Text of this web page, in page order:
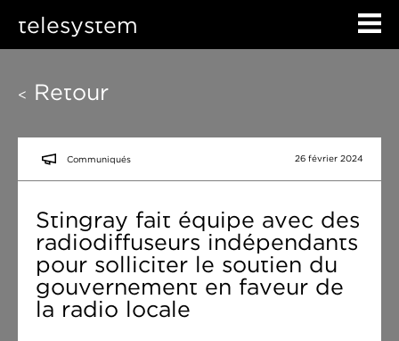
telesystem
< Retour
Communiqués 26 février 2024
Stingray fait équipe avec des
radiodiffuseurs indépendants
pour solliciter le soutien du
gouvernement en faveur de
la radio locale